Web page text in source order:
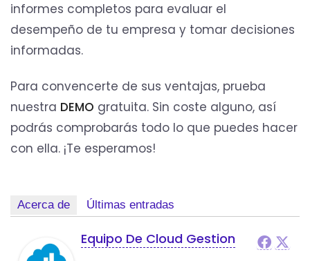
informes completos para evaluar el
desempeño de tu empresa y tomar decisiones
informadas.
Para convencerte de sus ventajas, prueba
nuestra DEMO gratuita. Sin coste alguno, así
podrás comprobarás todo lo que puedes hacer
con ella. ¡Te esperamos!
Acerca de Últimas entradas
Equipo De Cloud Gestion